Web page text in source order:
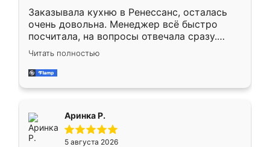
Заказывала кухню в Ренессанс, осталась
очень довольна. Менеджер всё быстро
посчитала, на вопросы отвечала сразу.
Замерщик приехал в субботу, подошёл к
делу со всей ответственностью. Собрали
за день, ребята работали аккуратно, даже
Читать полностью
Аринка Р.
5 августа 2026